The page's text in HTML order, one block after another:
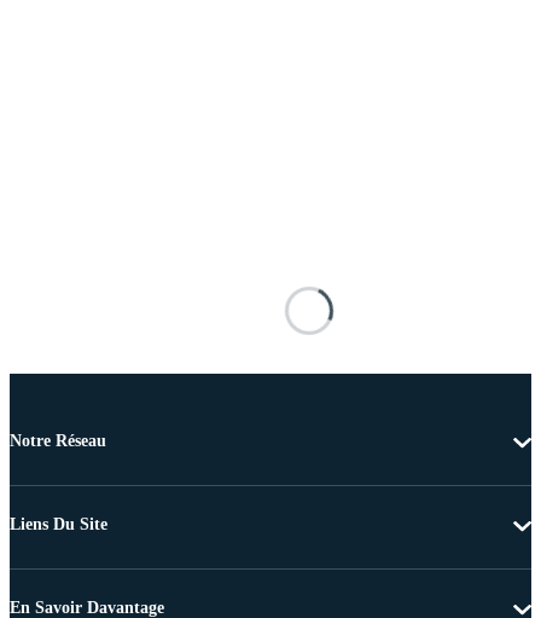
Notre Réseau
Liens Du Site
En Savoir Davantage